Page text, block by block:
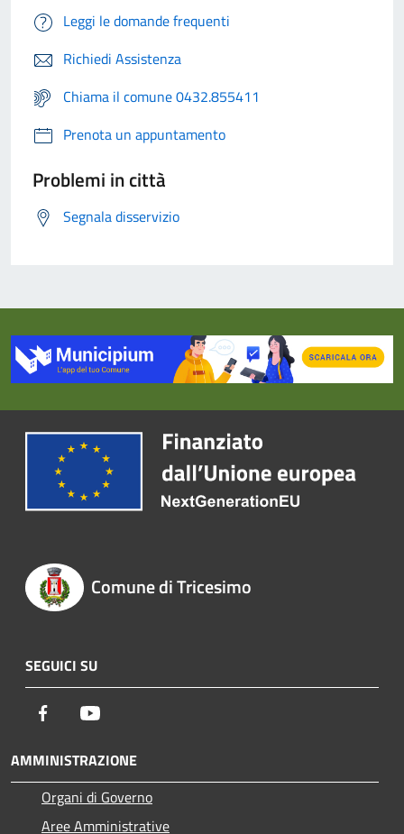
Leggi le domande frequenti
Richiedi Assistenza
Chiama il comune 0432.855411
Prenota un appuntamento
Problemi in città
Segnala disservizio
Comune di Tricesimo
SEGUICI SU
Facebook
AMMINISTRAZIONE
Organi di Governo
Aree Amministrative